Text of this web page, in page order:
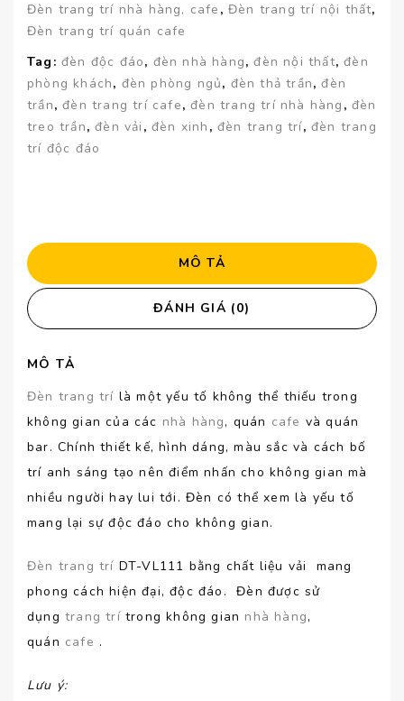
Đèn trang trí nhà hàng, cafe ,Đèn trang trí nội thất,
Đèn trang trí quán cafe
Tag: đèn độc đáo, đèn nhà hàng,đèn nội thất,đèn
phòng khách, đèn phòng ngủ, đèn thả trần,đèn
trần,đèn trang trí cafe,đèn trang trí nhà hàng ,đèn
treo trần,đèn vải ,đèn xinh ,đèn trang trí,đèn trang
trí độc đáo
MÔ TẢ
ĐÁNH GIÁ (0)
MÔ TẢ
Đèn trang trí là một yếu tố không thể thiếu trong
không gian của các nhà hàng, quán cafe và quán
bar. Chính thiết kế, hình dáng, màu sắc và cách bố
trí anh sáng tạo nên điểm nhấn cho không gian mà
nhiều người hay lui tới. Đèn có thể xem là yếu tố
mang lại sự độc đáo cho không gian.
Đèn trang trí DT-VL111 bằng chất liệu vải mang
phong cách hiện đại, độc đáo. Đèn được sử
dụng trang trítrong không gian nhà hàng,
quán cafe .
Lưu ý: